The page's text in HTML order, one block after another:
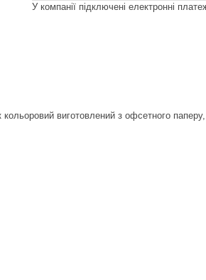
У компанії підключені електронні
виготовлений з офсетного